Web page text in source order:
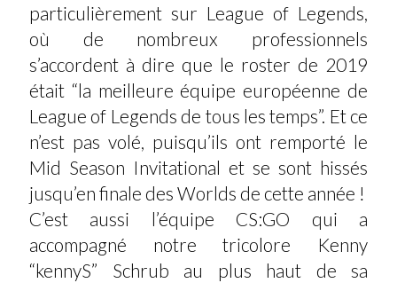
particulièrement sur League of Legends,
où de nombreux professionnels
s’accordent à dire que le roster de 2019
était “la meilleure équipe européenne de
League of Legends de tous les temps”. Et ce
n’est pas volé, puisqu’ils ont remporté le
Mid Season Invitational et se sont hissés
jusqu’en finale des Worlds de cette année !
C’est aussi l’équipe CS:GO qui a
accompagné notre tricolore Kenny
“kennyS” Schrub au plus haut de sa